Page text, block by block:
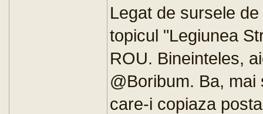
Legat de sursele
topicul "Legiunea
ROU. Bineinteles,
@Boribum. Ba,
care-i copiaza